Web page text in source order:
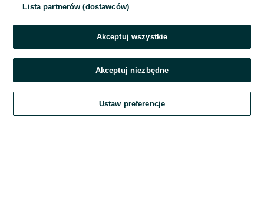
Nie pamiętasz hasła?
Zaloguj się
Kontynuując za pośrednictwem jednego z dostawców wskazanych powyżej,
Regulamin serwisu OLX.pl w jego aktualnym brzmieniu.
Lista partnerów (dostawców)
Akceptuj wszystkie
Akceptuj niezbędne
Ustaw preferencje